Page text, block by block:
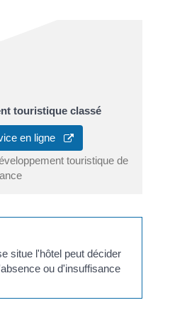
touristique classé
en ligne
touristique de
situe l'hôtel peut décider
ou d'insuffisance